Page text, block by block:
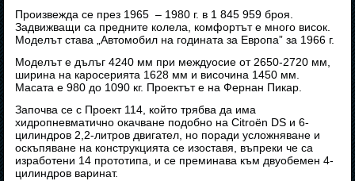
Произвежда се през 1965 – 1980 г. в 1 845 959 броя.
Задвижващи са предните колела, комфортът е много висок.
Моделът става „Автомобил на годината за Европа” за 1966 г.
Моделът е дълъг 4240 мм при междуосие от 2650-2720 мм,
ширина на каросерията 1628 мм и височина 1450 мм.
Масата е 980 до 1090 кг. Проектът е на Фернан Пикар.
Започва се с Проект 114, който трябва да има
хидропневматично окачване подобно на Citroën DS и 6-
цилиндров 2,2-литров двигател, но поради усложняване и
оскъпяване на конструкцията се изоставя, въпреки че са
изработени 14 прототипа, и се преминава към двуобемен 4-
цилиндров варинат.